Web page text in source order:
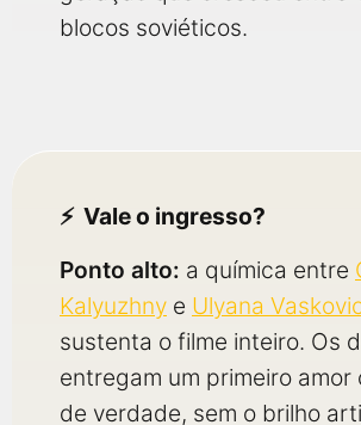
blocos soviéticos.
Vale o ingresso?
Ponto alto: a química entre
Kalyuzhny e Ulyana
sustenta o filme inteiro. Os
entregam um primeiro amor
de verdade, sem o brilho